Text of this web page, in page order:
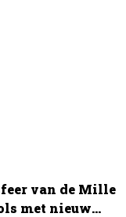
van de Mille
met nieuw